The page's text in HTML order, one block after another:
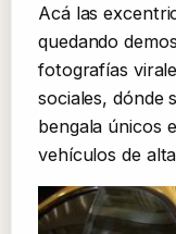
Acá las
quedando
fotografías
sociales, dónde
bengala únicos
vehículos de